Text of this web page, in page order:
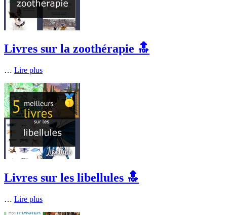
Livres sur la zoothérapie 🔝
… Lire plus
Livres sur les libellules 🔝
… Lire plus